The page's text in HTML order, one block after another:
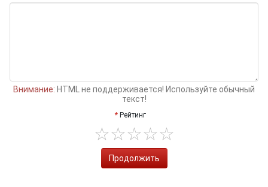
Внимание: HTML не поддерживается! Используйте обычный
текст!
Рейтинг
Продолжить